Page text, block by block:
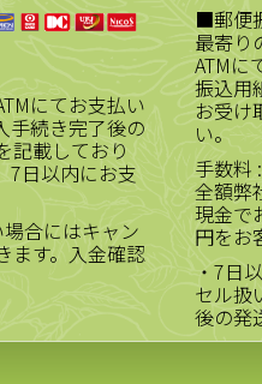
にてお支払い
手続き完了後の
記載しており
7日以内にお支
合にはキャン
ます。入金確認
■郵便
最寄り
ATMに
振込用
お受け
い。
手数料
全額弊
現金で
円をお
・7日
セル扱
後の発